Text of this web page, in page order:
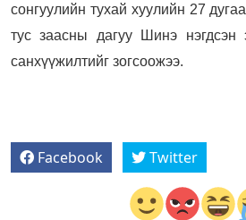
сонгуулийн тухай хуулийн 27
тус заасны дагуу Шинэ нэгдсэн
санхүүжилтийг зогсоожээ.
Facebook Twitter